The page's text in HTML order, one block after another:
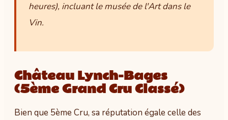
heures), incluant le musée de l'Art dans le
Vin.
Château Lynch-Bages
(5ème Grand Cru Classé)
Bien que 5ème Cru, sa réputation égale celle des